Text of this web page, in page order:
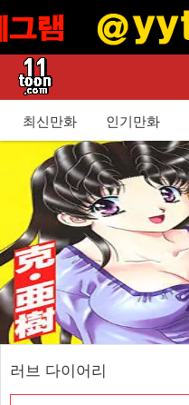
최신만화 인기만화
러브 다이어리